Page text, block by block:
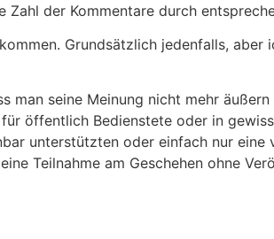
der Kommentare durch
Grundsätzlich jedenfalls, aber
seine Meinung nicht mehr
öffentlich Bedienstete oder in
unterstützten oder einfach nur
Teilnahme am Geschehen ohne